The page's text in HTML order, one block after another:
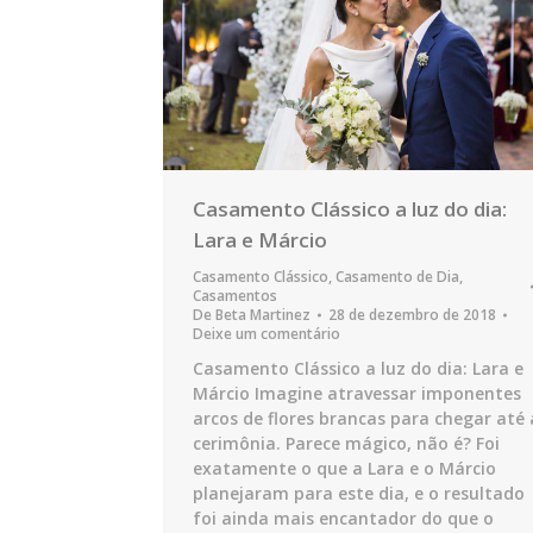
Casamento Clássico a luz do dia:
Lara e Márcio
Casamento Clássico,Casamento de Dia,
Casamentos
De Beta Martinez
28 de dezembro de 2018
Deixe um comentário
Casamento Clássico a luz do dia: Lara e
Márcio Imagine atravessar imponentes
arcos de flores brancas para chegar até
cerimônia. Parece mágico, não é? Foi
exatamente o que a Lara e o Márcio
planejaram para este dia, e o resultado
foi ainda mais encantador do que o